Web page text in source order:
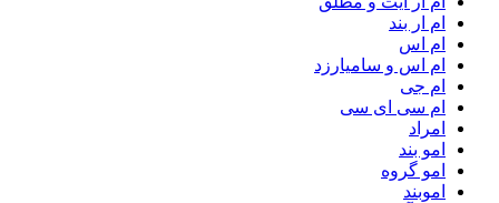
ام‌ ار بند
ام اس
ام اس و سامیارزد
ام جی
ام سی ای سی
امراد
امو بند
امو گروه
اموبند